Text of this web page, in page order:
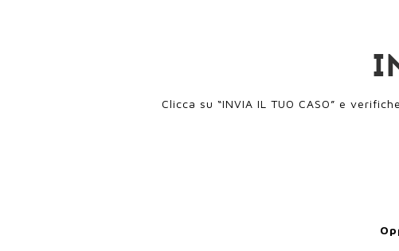
Clicca su “INVIA IL TUO CASO” e